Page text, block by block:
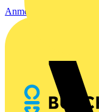
Anmelden